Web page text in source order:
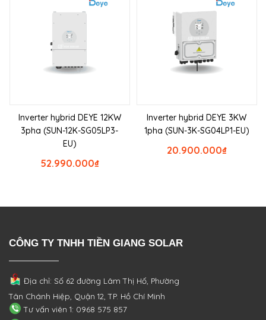
Inverter hybrid DEYE 12KW
3pha (SUN-12K-SG05LP3-
EU)
₫
52.990.000
Inverter hybrid DEYE 3KW
1pha (SUN-3K-SG04LP1-EU)
₫
20.900.000
CÔNG TY TNHH TIỀN GIANG SOLAR
Địa chỉ: Số 62 đường Lâm Thị Hố, Phường
Tân Chánh Hiệp, Quận 12, TP. Hồ Chí Minh
Tư vấn viên 1: 0968 575 857